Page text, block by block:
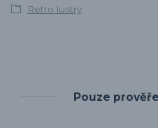
Retro lustry
Pouze